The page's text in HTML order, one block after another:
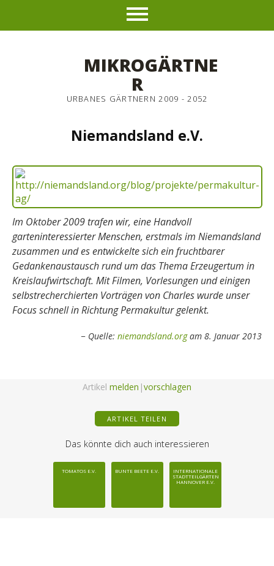
MIKROGÄRTNE
R
URBANES GÄRTNERN 2009 - 2052
Niemandsland e.V.
Im Oktober 2009 trafen wir, eine Handvoll
garteninteressierter Menschen, erstmals im Niemandsland
zusammen und es entwickelte sich ein fruchtbarer
Gedankenaustausch rund um das Thema Erzeugertum in
Kreislaufwirtschaft. Mit Filmen, Vorlesungen und einigen
selbstrecherchierten Vorträgen von Charles wurde unser
Focus schnell in Richtung Permakultur gelenkt.
Quelle: niemandsland.orgam 8. Januar 2013
Artikel melden |vorschlagen
ARTIKEL TEILEN
Das könnte dich auch interessieren
TOMATOS E.V. BUNTE BEETE E.V.
INTERNATIONALE
STADTTEILGÄRTEN
HANNOVER E.V.